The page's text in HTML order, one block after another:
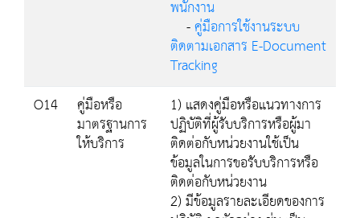
พนักงาน
-คู่มือการใช้งานระบบ
ติดตามเอกสาร E-Document
Tracking
O14
คู่มือหรือ
มาตรฐานการ
ให้บริการ
1) แสดงคู่มือหรือแนวทางการ
ปฏิบัติที่ผู้รับบริการหรือผู้มา
ติดต่อกับหน่วยงานใช้เป็น
ข้อมูลในการขอรับบริการหรือ
ติดต่อกับหน่วยงาน
2) มีข้อมูลรายละเอียดของการ